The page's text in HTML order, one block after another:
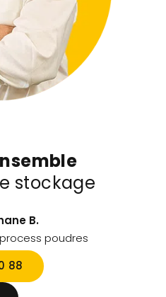
stockage
B.
poudres
88